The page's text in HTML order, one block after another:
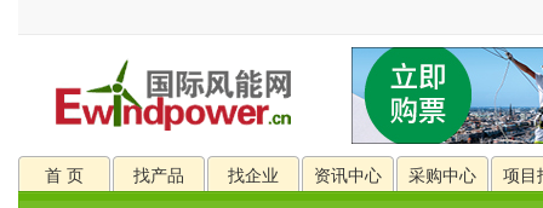
首 页 找产品 找企业 资讯中心 采购中心 项目